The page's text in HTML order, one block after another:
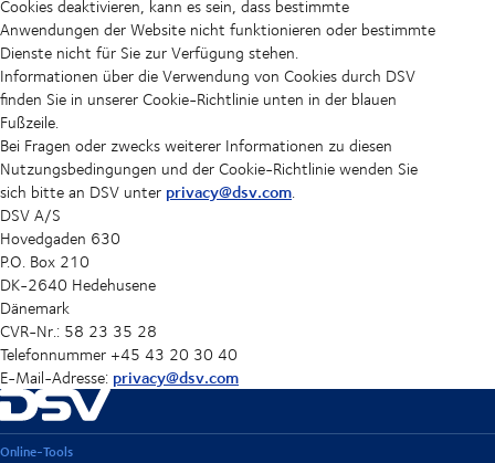
Cookies deaktivieren, kann es sein, dass bestimmte
Anwendungen der Website nicht funktionieren oder bestimmte
Dienste nicht für Sie zur Verfügung stehen.
Informationen über die Verwendung von Cookies durch DSV
finden Sie in unserer Cookie-Richtlinie unten in der blauen
Fußzeile.
Bei Fragen oder zwecks weiterer Informationen zu diesen
Nutzungsbedingungen und der Cookie-Richtlinie wenden Sie
sich bitte an DSV unter privacy@dsv.com.
DSV A/S
Hovedgaden 630
P.O. Box 210
DK-2640 Hedehusene
Dänemark
CVR-Nr.: 58 23 35 28
Telefonnummer +45 43 20 30 40
E-Mail-Adresse: privacy@dsv.com
Online-Tools